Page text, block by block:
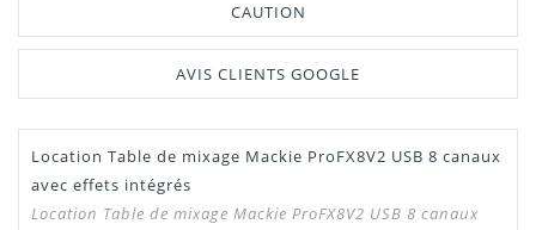
CAUTION
AVIS CLIENTS GOOGLE
Location Table de mixage Mackie ProFX8V2 USB 8 canaux
avec effets intégrés
Location Table de mixage Mackie ProFX8V2 USB 8 canaux